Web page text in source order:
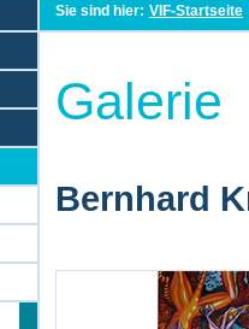
Sie sind hier: VIF-Startseite
Galerie
Bernhard